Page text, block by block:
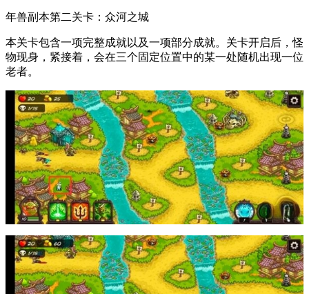
年兽副本第二关卡：众河之城
本关卡包含一项完整成就以及一项部分成就。关卡开启后，怪
物现身，紧接着，会在三个固定位置中的某一处随机出现一位
老者。